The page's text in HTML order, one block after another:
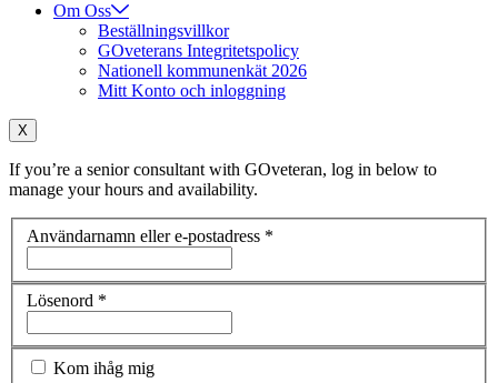
Om Oss
Beställningsvillkor
GOveterans Integritetspolicy
Nationell kommunenkät 2026
Mitt Konto och inloggning
X
If you’re a senior consultant with GOveteran, log in below to
manage your hours and availability.
Användarnamn eller e-postadress *
Lösenord *
Kom ihåg mig